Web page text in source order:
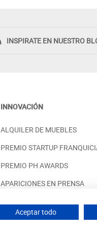
CRISTALES CON
PRECIO DESDE:
INSPIRATE EN NUESTRO
INNOVACIÓN
ALQUILER DE MUEBLES
PREMIO STARTUP
PREMIO PH AWARDS
APARICIONES EN PRENSA
Aceptar todo